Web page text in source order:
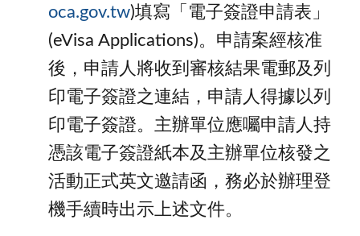
oca.gov.tw)填寫「電子簽證申請表」
(eVisa Applications)。申請案經核准
後，申請人將收到審核結果電郵及列
印電子簽證之連結，申請人得據以列
印電子簽證。主辦單位應囑申請人持
憑該電子簽證紙本及主辦單位核發之
活動正式英文邀請函，務必於辦理登
機手續時出示上述文件。